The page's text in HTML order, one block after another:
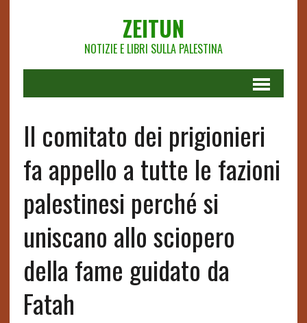
ZEITUN
NOTIZIE E LIBRI SULLA PALESTINA
Il comitato dei prigionieri
fa appello a tutte le fazioni
palestinesi perché si
uniscano allo sciopero
della fame guidato da
Fatah